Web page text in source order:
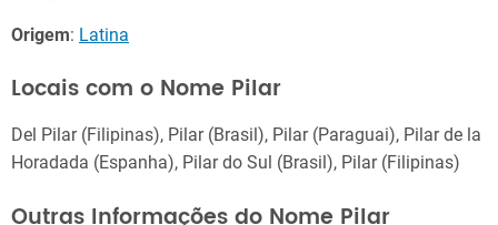
Origem: Latina
Locais com o Nome Pilar
Del Pilar (Filipinas), Pilar (Brasil), Pilar (Paraguai), Pilar de la
Horadada (Espanha), Pilar do Sul (Brasil), Pilar (Filipinas)
Outras Informações do Nome Pilar